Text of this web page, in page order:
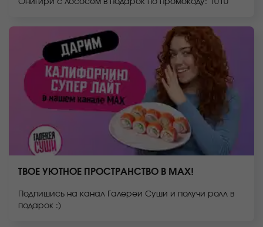
Онигири с лососем в подарок по промокоду: 1010
ТВОЕ УЮТНОЕ ПРОСТРАНСТВО В MAX!
Подпишись на канал Галереи Суши и получи ролл в
подарок :)